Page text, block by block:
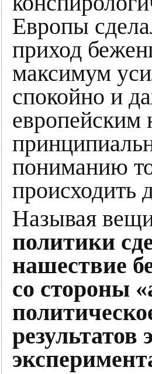
Европы
приход
максимум
спокойно и
европейским
пониманию
происходить
Называя
политики
нашествие
со стороны
результатов